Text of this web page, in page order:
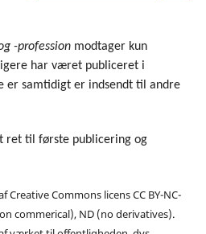
-professionmodtager kun
har været publiceret i
er samtidigt er indsendt til andre
ret til første publicering og
Commons licens CC BY-NC-
commerical), ND (no derivatives).